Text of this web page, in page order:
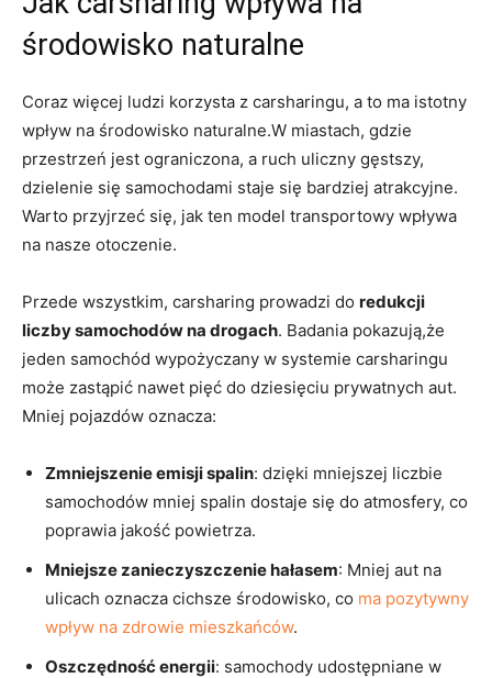
środowisko naturalne
Coraz więcej ludzi korzysta z carsharingu, a to ma istotny
wpływ na środowisko naturalne.W miastach, ⁣gdzie
przestrzeń jest ograniczona, a ruch uliczny gęstszy,
dzielenie się samochodami staje się bardziej atrakcyjne.
Warto przyjrzeć⁤ się, jak ten model transportowy wpływa
‌na nasze otoczenie.
Przede wszystkim, carsharing prowadzi do​ redukcji
liczby samochodów na drogach. ‍Badania pokazują,że
jeden samochód ‌wypożyczany w systemie ‌carsharingu
może zastąpić nawet pięć do dziesięciu prywatnych aut.
Mniej pojazdów oznacza:
Zmniejszenie emisji spalin: dzięki mniejszej liczbie
samochodów mniej spalin dostaje się do atmosfery, co
poprawia jakość powietrza.
Mniejsze zanieczyszczenie hałasem: Mniej⁣ aut na
ulicach​ oznacza cichsze środowisko, co ma pozytywny
wpływ na zdrowie mieszkańców.
Oszczędność energii:​ samochody udostępniane w